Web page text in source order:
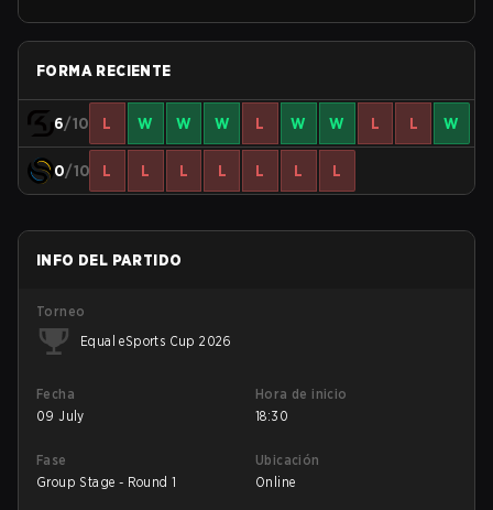
FORMA RECIENTE
6/10 L W W W L W W L L W
0/10 L L L L L L L
INFO DEL PARTIDO
Torneo
Equal eSports Cup 2026
Fecha
09 July
Hora de inicio
18:30
Fase
Group Stage - Round 1
Ubicación
Online